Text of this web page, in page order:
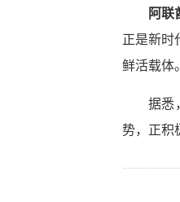
阿联
正是新时
鲜活载体。
据悉
势，正积